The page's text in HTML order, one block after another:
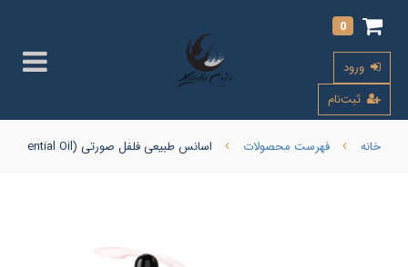
0
ورود
ثبت‌نام
خانه فهرست محصولات اسانس طبیعی فلفل صورتی (Pink Pepper Essential Oil)